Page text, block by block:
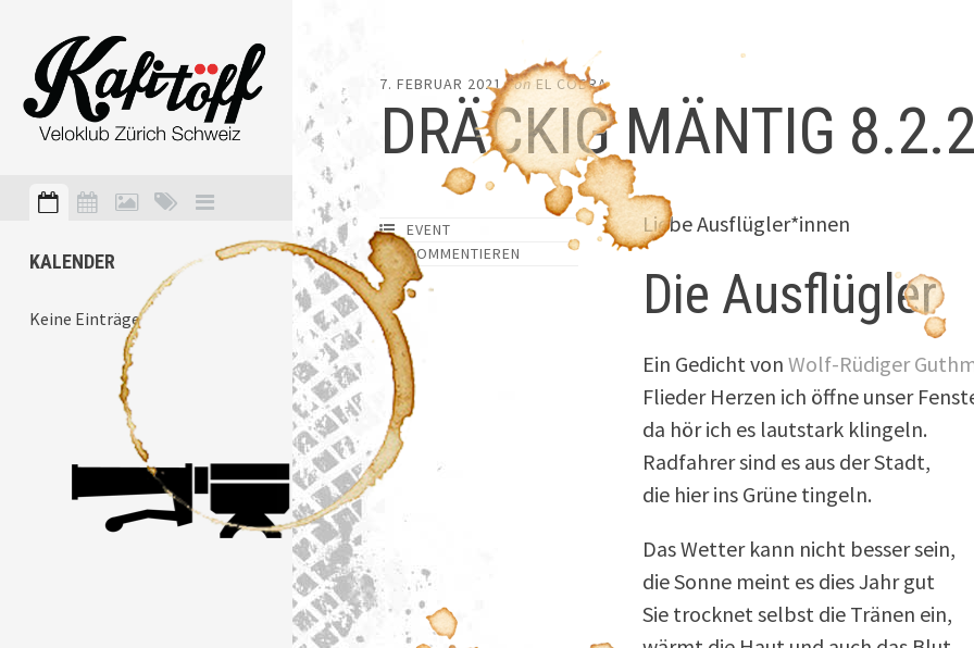
KALENDER
Keine Einträge
7. FEBRUAR 2021vonEL COBRA
DRÄCKIG MÄNTIG
EVENT
KOMMENTIEREN
Liebe Ausflügler*innen
Die Ausflügler
Ein Gedicht vonWolf-Rüdiger
Flieder Herzen ich öffne unser
da hör ich es lautstark klingeln.
Radfahrer sind es aus der Stadt,
die hier ins Grüne tingeln.
Das Wetter kann nicht besser sein,
die Sonne meint es dies Jahr gut
Sie trocknet selbst die Tränen ein,